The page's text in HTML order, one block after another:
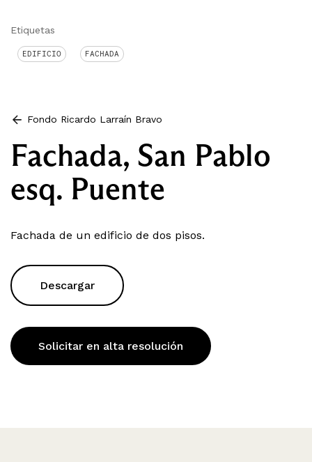
Etiquetas
EDIFICIO FACHADA
Fondo Ricardo Larraín Bravo
Fachada, San Pablo
esq. Puente
Fachada de un edificio de dos pisos.
Descargar
Solicitar en alta resolución